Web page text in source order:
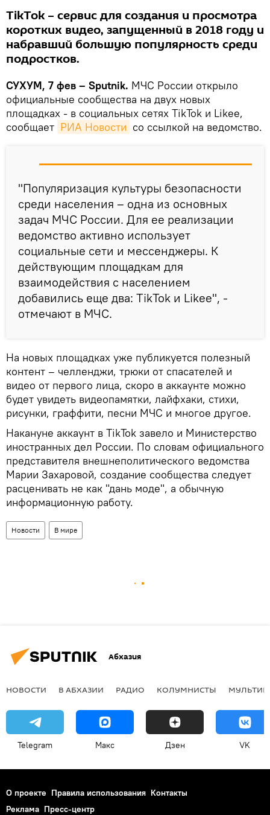
TikTok – сервис для создания и просмотра
коротких видео, запущенный в 2018 году и
набравший большую популярность среди
подростков.
СУХУМ, 7 фев – Sputnik. МЧС России открыло
официальные сообщества на двух новых
площадках - в социальных сетях TikTok и Likee,
сообщает РИА Новости со ссылкой на ведомство.
"Популяризация культуры безопасности
среди населения – одна из основных
задач МЧС России. Для ее реализации
ведомство активно использует
социальные сети и мессенджеры. К
действующим площадкам для
взаимодействия с населением
добавились еще два: TikTok и Likee", -
отмечают в МЧС.
На новых площадках уже публикуется полезный
контент – челленджи, трюки от спасателей и
видео от первого лица, скоро в аккаунте можно
будет увидеть видеопамятки, лайфхаки, стихи,
рисунки, граффити, песни МЧС и многое другое.
Накануне аккаунт в TikTok завело и Министерство
иностранных дел России. По словам официального
представителя внешнеполитического ведомства
Марии Захаровой, создание сообщества следует
расценивать не как "дань моде", а обычную
информационную работу.
Новости В мире
Абхазия
НОВОСТИ В АБХАЗИИ РАДИО КОЛУМНИСТЫ
Telegram Макс Дзен VK
О проекте Правила использования Контакты
Реклама Пресс-центр